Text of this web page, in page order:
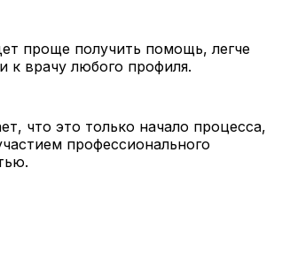
проще получить помощь, легче
к врачу любого профиля.
что это только начало процесса,
профессионального